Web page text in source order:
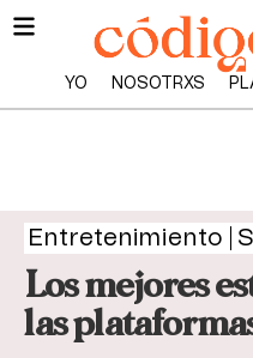
YO NOSOTRXS
Entretenimiento
Los mejores
las